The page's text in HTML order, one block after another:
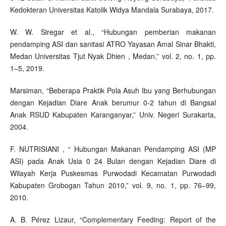
Kedokteran Universitas Katolik Widya Mandala Surabaya, 2017.
W. W. Siregar et al., “Hubungan pemberian makanan
pendamping ASI dan sanitasi ATRO Yayasan Amal Sinar Bhakti,
Medan Universitas Tjut Nyak Dhien , Medan,” vol. 2, no. 1, pp.
1–5, 2019.
Marsiman, “Beberapa Praktik Pola Asuh Ibu yang Berhubungan
dengan Kejadian Diare Anak berumur 0-2 tahun di Bangsal
Anak RSUD Kabupaten Karanganyar,” Univ. Negeri Surakarta,
2004.
F. NUTRISIANI , “ Hubungan Makanan Pendamping ASI (MP
ASI) pada Anak Usia 0 24 Bulan dengan Kejadian Diare di
Wilayah Kerja Puskesmas Purwodadi Kecamatan Purwodadi
Kabupaten Grobogan Tahun 2010,” vol. 9, no. 1, pp. 76–99,
2010.
A. B. Pérez Lizaur, “Complementary Feeding: Report of the